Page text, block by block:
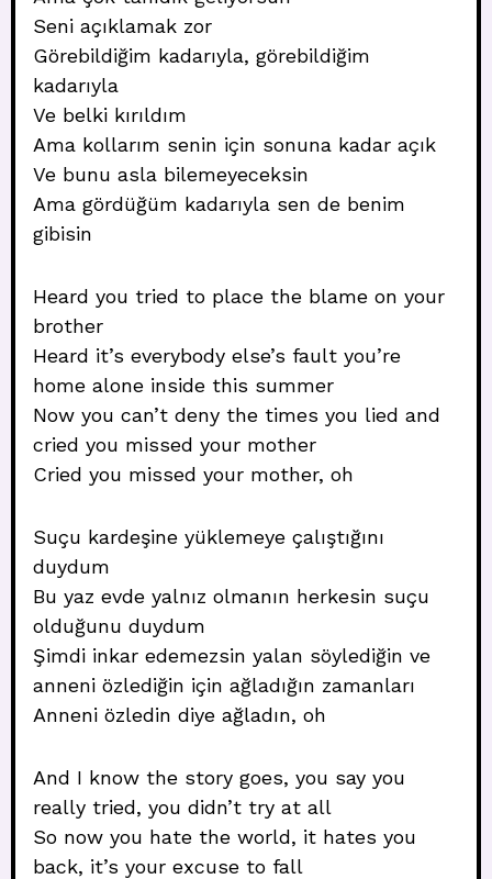
Seni açıklamak zor
Görebildiğim kadarıyla, görebildiğim
kadarıyla
Ve belki kırıldım
Ama kollarım senin için sonuna kadar açık
Ve bunu asla bilemeyeceksin
Ama gördüğüm kadarıyla sen de benim
gibisin
Heard you tried to place the blame on your
brother
Heard it’s everybody else’s fault you’re
home alone inside this summer
Now you can’t deny the times you lied and
cried you missed your mother
Cried you missed your mother, oh
Suçu kardeşine yüklemeye çalıştığını
duydum
Bu yaz evde yalnız olmanın herkesin suçu
olduğunu duydum
Şimdi inkar edemezsin yalan söylediğin ve
anneni özlediğin için ağladığın zamanları
Anneni özledin diye ağladın, oh
And I know the story goes, you say you
really tried, you didn’t try at all
So now you hate the world, it hates you
back, it’s your excuse to fall